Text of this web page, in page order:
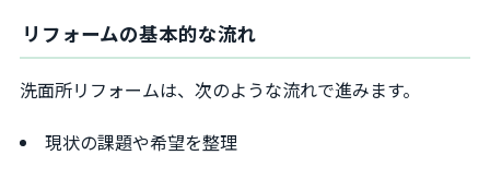
リフォームの基本的な流れ
洗面所リフォームは、次のような流れで進みます。
現状の課題や希望を整理